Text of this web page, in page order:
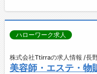
ハローワーク求人
株式会社Ttirraの求人情報 /長
美容師・エステ・物